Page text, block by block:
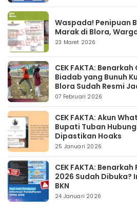
Waspada! Penipuan
Marak di Blora,
23 Maret 2026
CEK FAKTA:
Biadab yang Bunuh
Blora Sudah Resmi
07 Februari 2026
CEK FAKTA: Akun
Bupati Tuban
Dipastikan Hoaks
25 Januari 2026
CEK FAKTA:
2026 Sudah Dibuka?
BKN
24 Januari 2026